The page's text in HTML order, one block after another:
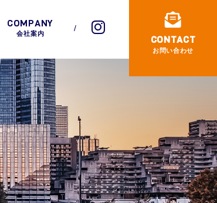
COMPANY
会社案内 CONTACT
お問い合わせ